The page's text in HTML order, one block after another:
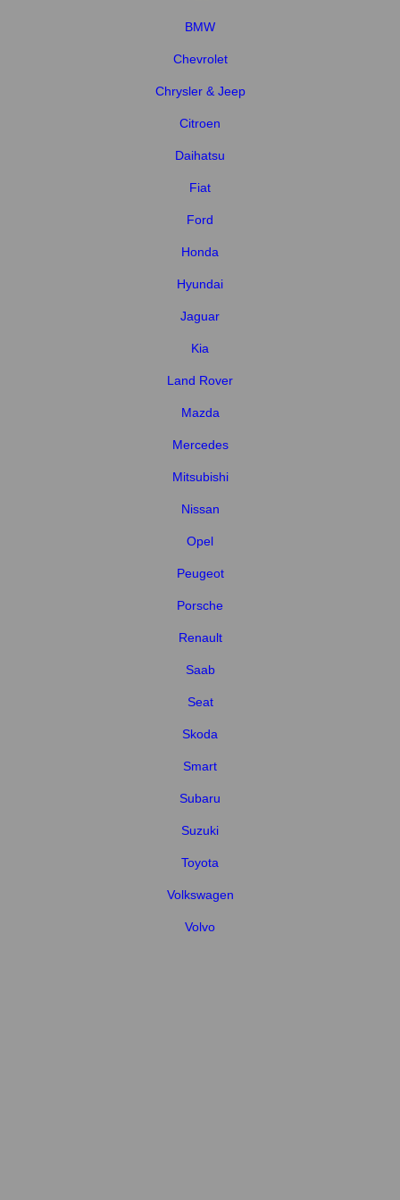
BMW
Chevrolet
Chrysler & Jeep
Citroen
Daihatsu
Fiat
Ford
Honda
Hyundai
Jaguar
Kia
Land Rover
Mazda
Mercedes
Mitsubishi
Nissan
Opel
Peugeot
Porsche
Renault
Saab
Seat
Skoda
Smart
Subaru
Suzuki
Toyota
Volkswagen
Volvo